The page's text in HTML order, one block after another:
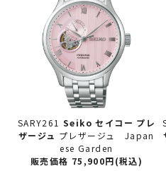
SARY261 Seiko セイコー プレ
ザージュ プレザージュ Japan
ese Garden
販売価格 75,900円(税込)